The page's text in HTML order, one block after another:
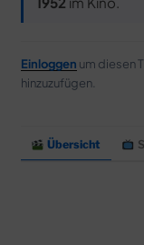
MEIN HQ
Einloggen um diesen
hinzuzufügen.
Übersicht